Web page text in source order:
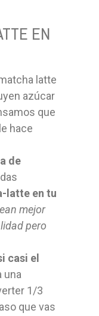
EN
latte
azúcar
que
hace
de
latte en tu
mejor
pero
casi el
una
1/3
que vas